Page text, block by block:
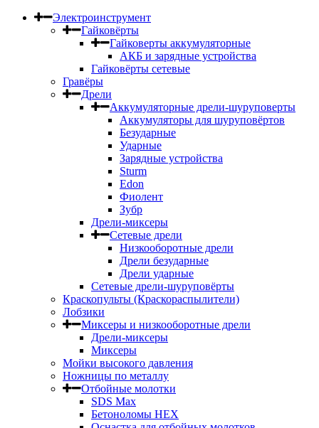
Электроинструмент
Гайковёрты
Гайковерты аккумуляторные
АКБ и зарядные устройства
Гайковёрты сетевые
Гравёры
Дрели
Аккумуляторные дрели-шуруповерты
Аккумуляторы для шуруповёртов
Безударные
Ударные
Зарядные устройства
Sturm
Edon
Фиолент
Зубр
Дрели-миксеры
Сетевые дрели
Низкооборотные дрели
Дрели безударные
Дрели ударные
Сетевые дрели-шуруповёрты
Краскопульты (Краскораспылители)
Лобзики
Миксеры и низкооборотные дрели
Дрели-миксеры
Миксеры
Мойки высокого давления
Ножницы по металлу
Отбойные молотки
SDS Max
Бетоноломы HEX